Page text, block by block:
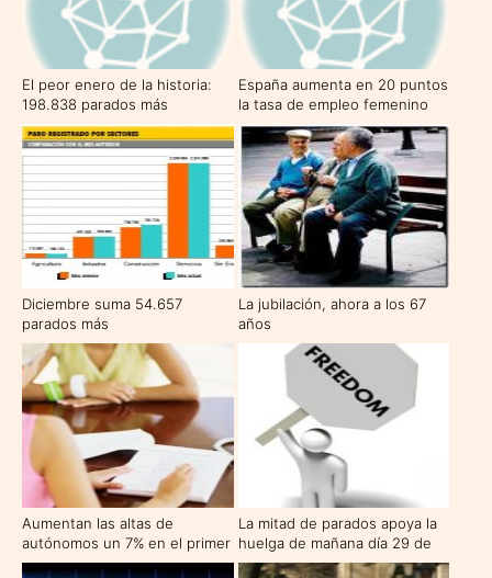
El peor enero de la historia:
198.838 parados más
España aumenta en 20 puntos
la tasa de empleo femenino
en la última década, hasta el
55%
Diciembre suma 54.657
parados más
La jubilación, ahora a los 67
años
Aumentan las altas de
autónomos un 7% en el primer
trimestre de 2010
La mitad de parados apoya la
huelga de mañana día 29 de
septiembre